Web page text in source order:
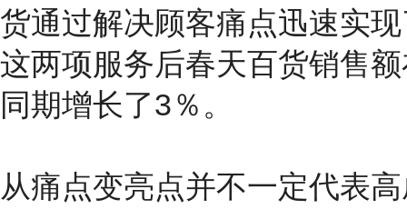
货通过解决顾客痛点迅速实
这两项服务后春天百货销售
同期增长了3％。
从痛点变亮点并不一定代表